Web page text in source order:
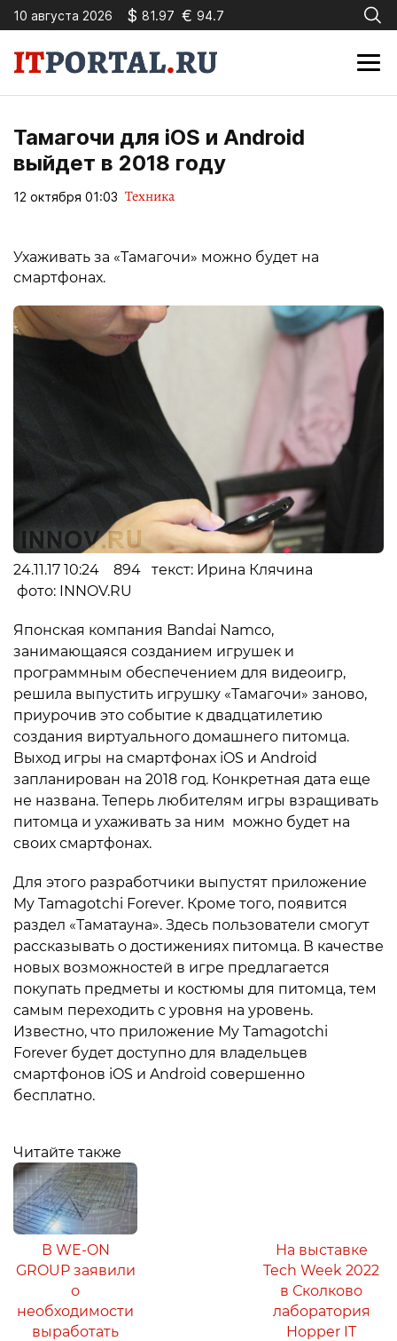
10 августа 2026 $ 81.97 € 94.7
Тамагочи для iOS и Android
выйдет в 2018 году
12 октября 01:03 Техника
Ухаживать за «Тамагочи» можно будет на
смартфонах.
24.11.17 10:24 894 текст: Ирина Клячина
фото: INNOV.RU
Японская компания Bandai Namco,
занимающаяся созданием игрушек и
программным обеспечением для видеоигр,
решила выпустить игрушку «Тамагочи» заново,
приурочив это событие к двадцатилетию
создания виртуального домашнего питомца.
Выход игры на смартфонах iOS и Android
запланирован на 2018 год. Конкретная дата еще
не названа. Теперь любителям игры взращивать
питомца и ухаживать за ним можно будет на
своих смартфонах.
Для этого разработчики выпустят приложение
My Tamagotchi Forever. Кроме того, появится
раздел «Таматауна». Здесь пользователи смогут
рассказывать о достижениях питомца. В качестве
новых возможностей в игре предлагается
покупать предметы и костюмы для питомца, тем
самым переходить с уровня на уровень.
Известно, что приложение My Tamagotchi
Forever будет доступно для владельцев
смартфонов iOS и Android совершенно
бесплатно.
Читайте также
В WE-ON
GROUP заявили
о
необходимости
выработать
На выставке
Tech Week 2022
в Сколково
лаборатория
Hopper IT